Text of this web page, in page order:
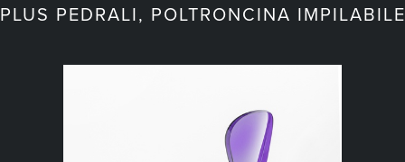
PLUS PEDRALI, POLTRONCINA IMPILABILE